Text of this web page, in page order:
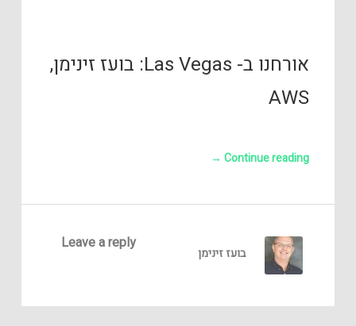
אורחנו ב- Las Vegas: בועז זינימן,
AWS
Continue reading
→
Leave a reply
בועז זינימן